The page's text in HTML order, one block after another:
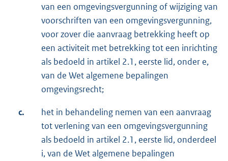
van een omgevingsvergunning of wijziging van
voorschriften van een omgevingsvergunning,
voor zover die aanvraag betrekking heeft op
een activiteit met betrekking tot een inrichting
als bedoeld in artikel 2.1, eerste lid, onder e,
van de Wet algemene bepalingen
omgevingsrecht;
c.
het in behandeling nemen van een aanvraag
tot verlening van een omgevingsvergunning
als bedoeld in artikel 2.1, eerste lid, onderdeel
i, van de Wet algemene bepalingen